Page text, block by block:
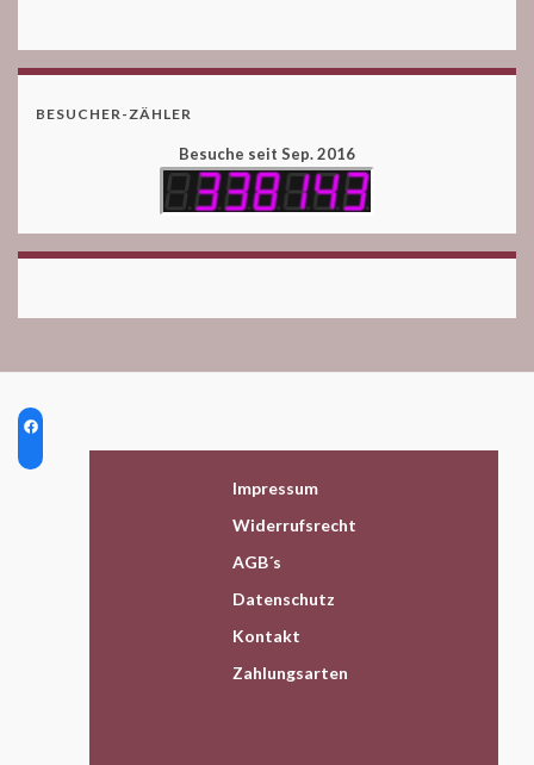
BESUCHER-ZÄHLER
Besuche seit Sep. 2016
Impressum
Widerrufsrecht
AGB´s
Datenschutz
Kontakt
Zahlungsarten